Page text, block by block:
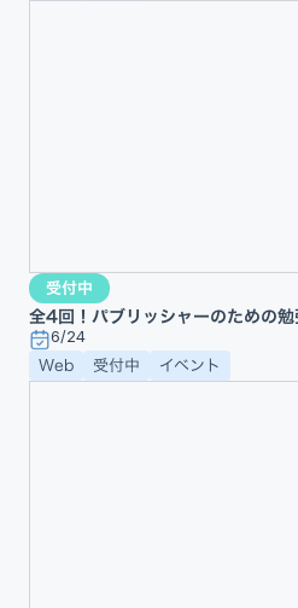
受付中
全4回！パブリッシャーのための
6/24
Web 受付中 イベント